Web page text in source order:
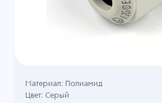
Материал: Полиамид
Цвет: Серый